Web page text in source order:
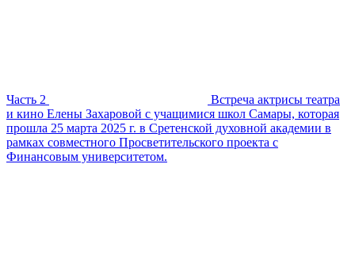
Часть 2
Встреча актрисы театра
и кино Елены Захаровой с учащимися школ Самары, которая
прошла 25 марта 2025 г. в Сретенской духовной академии в
рамках совместного Просветительского проекта с
Финансовым университетом.